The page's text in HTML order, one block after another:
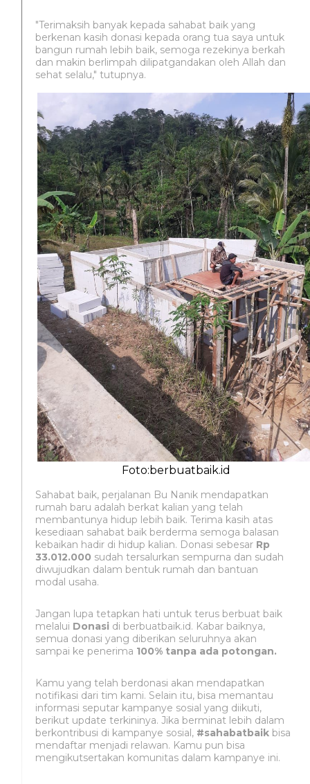
"Terimaksih banyak kepada sahabat baik yang
berkenan kasih donasi kepada orang tua saya untuk
bangun rumah lebih baik, semoga rezekinya berkah
dan makin berlimpah dilipatgandakan oleh Allah dan
sehat selalu," tutupnya.
Foto:berbuatbaik.id
Sahabat baik, perjalanan Bu Nanik mendapatkan
rumah baru adalah berkat kalian yang telah
membantunya hidup lebih baik. Terima kasih atas
kesediaan sahabat baik berderma semoga balasan
kebaikan hadir di hidup kalian. Donasi sebesar Rp
33.012.000 sudah tersalurkan sempurna dan sudah
diwujudkan dalam bentuk rumah dan bantuan
modal usaha.
Jangan lupa tetapkan hati untuk terus berbuat baik
melalui Donasi di berbuatbaik.id. Kabar baiknya,
semua donasi yang diberikan seluruhnya akan
sampai ke penerima 100% tanpa ada potongan.
Kamu yang telah berdonasi akan mendapatkan
notifikasi dari tim kami. Selain itu, bisa memantau
informasi seputar kampanye sosial yang diikuti,
berikut update terkininya. Jika berminat lebih dalam
berkontribusi di kampanye sosial, #sahabatbaik bisa
mendaftar menjadi relawan. Kamu pun bisa
mengikutsertakan komunitas dalam kampanye ini.